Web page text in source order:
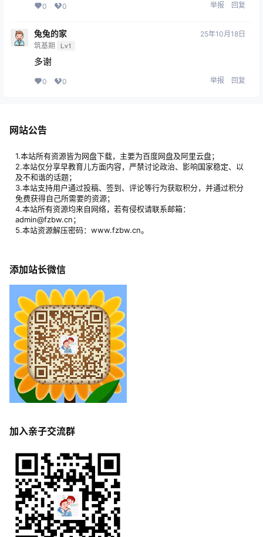
0 0 举报 回复
兔兔的家
筑基期 Lv1
25年10月18日
多谢
0 0 举报 回复
网站公告
1.本站所有资源皆为网盘下载，主要为百度网盘及阿里云盘；
2.本站仅分享早教育儿方面内容，严禁讨论政治、影响国家稳定、以
及不和谐的话题；
3.本站支持用户通过投稿、签到、评论等行为获取积分，并通过积分
免费获得自己所需要的资源；
4.本站所有资源均来自网络，若有侵权请联系邮箱：
admin@fzbw.cn；
5.本站资源解压密码：www.fzbw.cn。
添加站长微信
加入亲子交流群